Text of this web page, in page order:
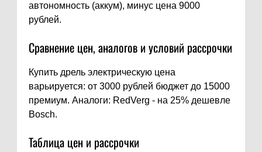
автономность (аккум), минус цена 9000
рублей.
Сравнение цен, аналогов и условий рассрочки
Купить дрель электрическую цена
варьируется: от 3000 рублей бюджет до 15000
премиум. Аналоги: RedVerg - на 25% дешевле
Bosch.
Таблица цен и рассрочки